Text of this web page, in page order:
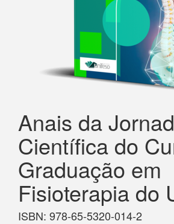
Anais da
Científica do
Graduação em
Fisioterapia do
ISBN: 978-65-5320-014-2